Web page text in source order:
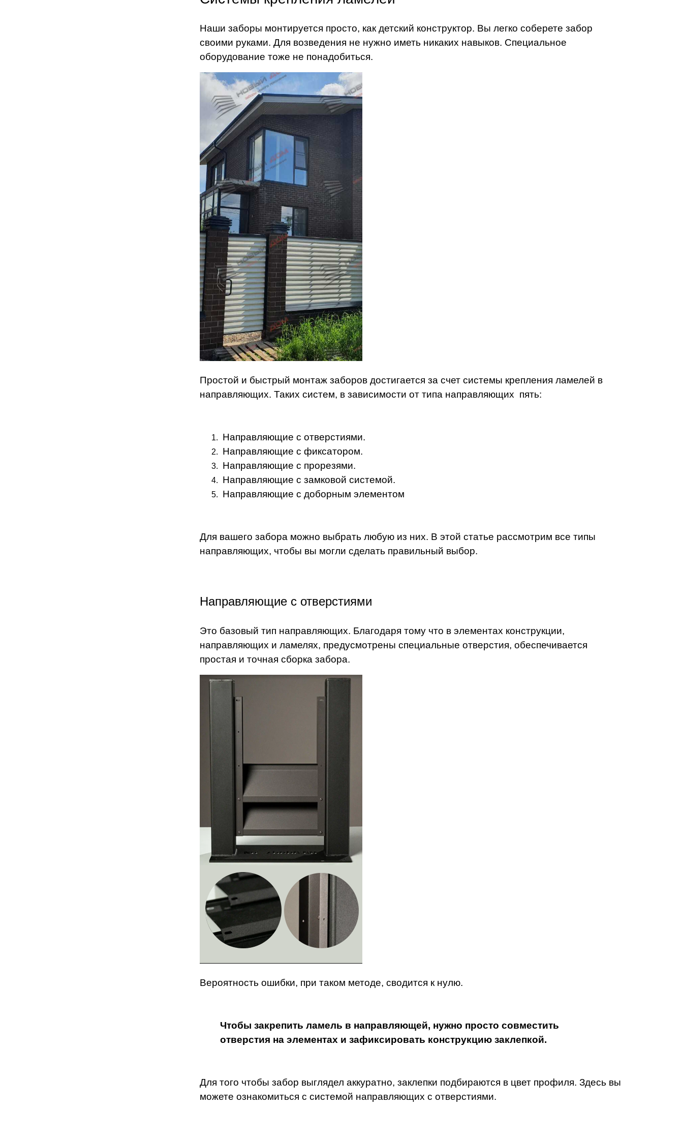
Наши заборы монтируется просто, как детский конструктор. Вы легко соберете забор
своими руками. Для возведения не нужно иметь никаких навыков. Специальное
оборудование тоже не понадобиться.
Простой и быстрый монтаж заборов достигается за счет системы крепления ламелей в
направляющих. Таких систем, в зависимости от типа направляющих пять:
Направляющие с отверстиями.
Направляющие с фиксатором.
Направляющие с прорезями.
Направляющие с замковой системой.
Направляющие с доборным элементом
Для вашего забора можно выбрать любую из них. В этой статье рассмотрим все типы
направляющих, чтобы вы могли сделать правильный выбор.
Направляющие с отверстиями
Это базовый тип направляющих. Благодаря тому что в элементах конструкции,
направляющих и ламелях, предусмотрены специальные отверстия, обеспечивается
простая и точная сборка забора.
Вероятность ошибки, при таком методе, сводится к нулю.
Чтобы закрепить ламель в направляющей, нужно просто совместить
отверстия на элементах и зафиксировать конструкцию заклепкой.
Для того чтобы забор выглядел аккуратно, заклепки подбираются в цвет профиля. Здесь вы
можете ознакомиться с системой направляющих с отверстиями.